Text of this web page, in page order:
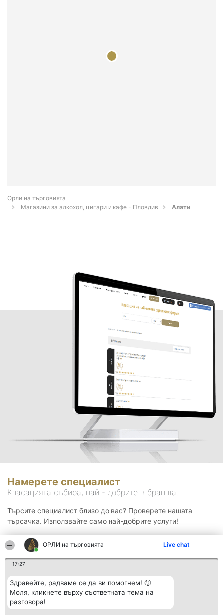
ОРЛИ на търговията Live chat
17:27
Здравейте, радваме се да ви помогнем! 🙂
Моля, кликнете върху съответната тема на
разговора!
Орли на търговията
Магазини за алкохол, цигари и кафе - Пловдив
Алати
Намерете специалист
Класацията събира, най - добрите в бранша.
Търсите специалист близо до вас? Проверете нашата
търсачка. Използвайте само най-добрите услуги!